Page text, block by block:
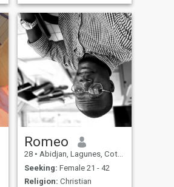
Romeo
28 • Abidjan, Lagunes, Cote d'Ivoire
Seeking: Female 21 - 42
Religion: Christian